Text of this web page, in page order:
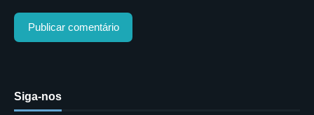
Siga-nos